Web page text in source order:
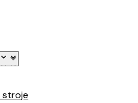
stroje